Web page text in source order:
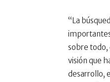
“La
sobre todo,
visión que
desarrollo,